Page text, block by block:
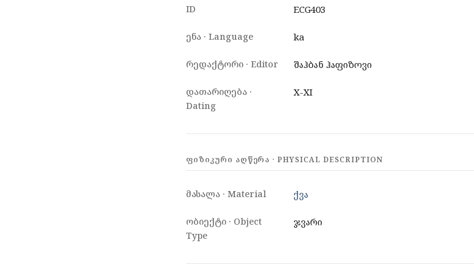
ID ECG403
ენა · Language ka
რედაქტორი · Editor შაჰბან ჰაფიზოვი
დათარიღება ·
Dating
X-XI
ᲤᲘᲖᲘᲙᲣᲠᲘ ᲐᲦᲬᲔᲠᲐ · PHYSICAL DESCRIPTION
მასალა · Material ქვა
ობიექტი · Object
Type
ჯვარი